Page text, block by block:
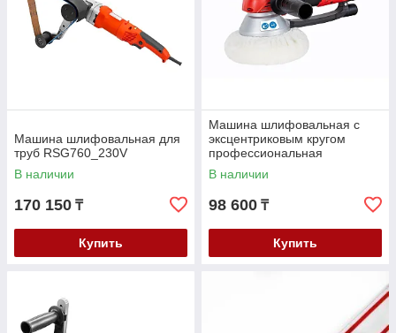
Машина шлифовальная для
труб RSG760_230V
В наличии
170 150 ₸
Купить
Машина шлифовальная с
эксцентриковым кругом
профессиональная
EZS150PRO_230V
В наличии
98 600 ₸
Купить